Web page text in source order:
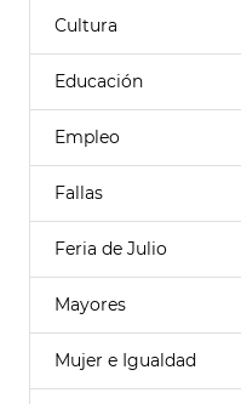
Cultura
Educación
Empleo
Fallas
Feria de Julio
Mayores
Mujer e Igualdad